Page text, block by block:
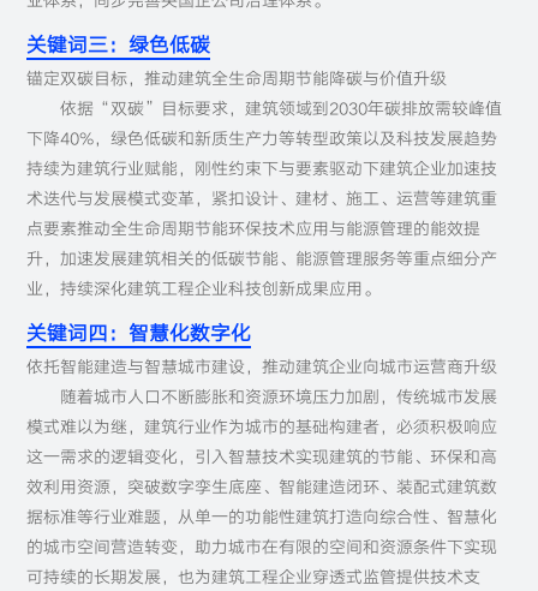
关键词三：绿色低碳
锚定双碳目标，推动建筑全生命周期节能降碳与价值升级
依据“双碳”目标要求，建筑领域到2030年碳排放需较峰值
下降40%，绿色低碳和新质生产力等转型政策以及科技发展趋势
持续为建筑行业赋能，刚性约束下与要素驱动下建筑企业加速技
术迭代与发展模式变革，紧扣设计、建材、施工、运营等建筑重
点要素推动全生命周期节能环保技术应用与能源管理的能效提
升，加速发展建筑相关的低碳节能、能源管理服务等重点细分产
业，持续深化建筑工程企业科技创新成果应用。
关键词四：智慧化数字化
依托智能建造与智慧城市建设，推动建筑企业向城市运营商升级
随着城市人口不断膨胀和资源环境压力加剧，传统城市发展
模式难以为继，建筑行业作为城市的基础构建者，必须积极响应
这一需求的逻辑变化，引入智慧技术实现建筑的节能、环保和高
效利用资源，突破数字孪生底座、智能建造闭环、装配式建筑数
据标准等行业难题，从单一的功能性建筑打造向综合性、智慧化
的城市空间营造转变，助力城市在有限的空间和资源条件下实现
可持续的长期发展，也为建筑工程企业穿透式监管提供技术支